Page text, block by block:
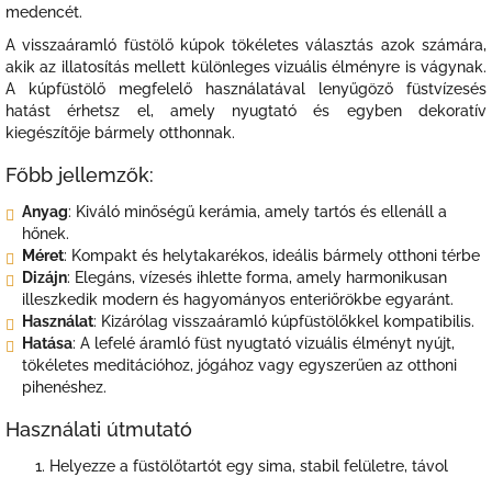
medencét.
A visszaáramló füstölő kúpok tökéletes választás azok számára,
akik az illatosítás mellett különleges vizuális élményre is vágynak.
A kúpfüstölő megfelelő használatával lenyűgöző füstvízesés
hatást érhetsz el, amely nyugtató és egyben dekoratív
kiegészítője bármely otthonnak.
Főbb jellemzők:
Anyag: Kiváló minőségű kerámia, amely tartós és ellenáll a
hőnek.
Méret: Kompakt és helytakarékos, ideális bármely otthoni térbe
Dizájn: Elegáns, vízesés ihlette forma, amely harmonikusan
illeszkedik modern és hagyományos enteriőrökbe egyaránt.
Használat: Kizárólag visszaáramló kúpfüstölőkkel kompatibilis.
Hatása: A lefelé áramló füst nyugtató vizuális élményt nyújt,
tökéletes meditációhoz, jógához vagy egyszerűen az otthoni
pihenéshez.
Használati útmutató
Helyezze a füstölőtartót egy sima, stabil felületre, távol